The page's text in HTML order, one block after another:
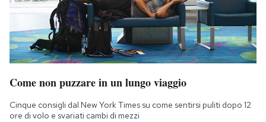
Come non puzzare in un lungo viaggio
Cinque consigli dal New York Times su come sentirsi puliti dopo 12
ore di volo e svariati cambi di mezzi